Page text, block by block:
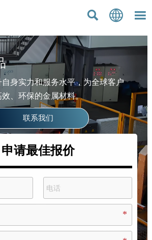
  
身实力和服务水平，为全球客户
、环保的金属材料。
联系我们
申请最佳报价